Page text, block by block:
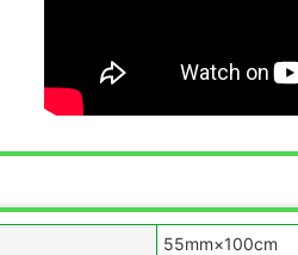
55mm×100cm